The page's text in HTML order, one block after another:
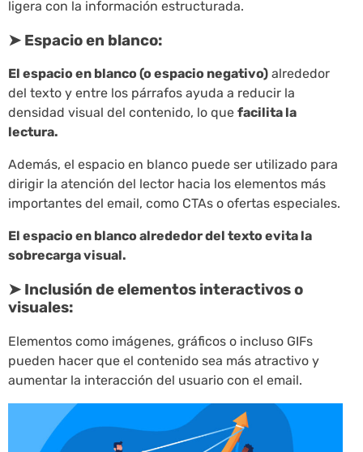
ligera con la información estructurada.
➤ Espacio en blanco:
El espacio en blanco (o espacio negativo) alrededor
del texto y entre los párrafos ayuda a reducir la
densidad visual del contenido, lo que facilita la
lectura.
Además, el espacio en blanco puede ser utilizado para
dirigir la atención del lector hacia los elementos más
importantes del email, como CTAs o ofertas especiales.
El espacio en blanco alrededor del texto evita la
sobrecarga visual.
➤ Inclusión de elementos interactivos o
visuales:
Elementos como imágenes, gráficos o incluso GIFs
pueden hacer que el contenido sea más atractivo y
aumentar la interacción del usuario con el email.